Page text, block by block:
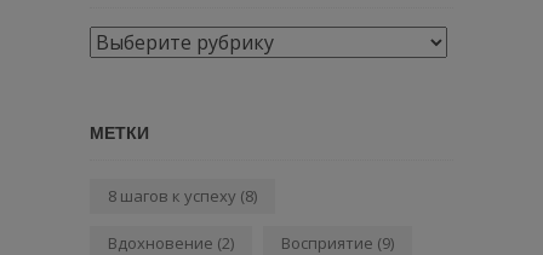
Рубрики
МЕТКИ
8 шагов к успеху (8)
Вдохновение (2) Восприятие (9)